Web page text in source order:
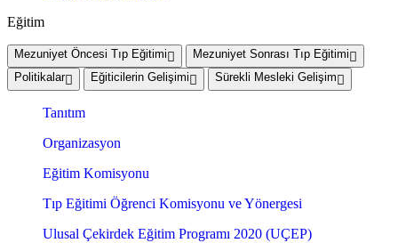
Eğitim
Mezuniyet Öncesi Tıp Eğitimi
Mezuniyet Sonrası Tıp Eğitimi
Politikalar
Eğiticilerin Gelişimi Sürekli Mesleki Gelişim
Tanıtım
Organizasyon
Eğitim Komisyonu
Tıp Eğitimi Öğrenci Komisyonu ve Yönergesi
Ulusal Çekirdek Eğitim Programı 2020 (UÇEP)